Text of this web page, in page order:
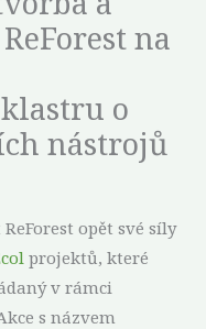
na
o
nástrojů
opět své síly
projektů, které
v rámci
s názvem